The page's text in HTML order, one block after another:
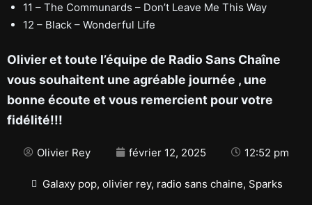
11 – The Communards – Don’t Leave Me This Way
12 – Black – Wonderful Life
Olivier et toute l’équipe de Radio Sans Chaîne
vous souhaitent une agréable journée , une
bonne écoute et vous remercient pour votre
fidélité!!!
Olivier Rey février 12, 2025 12:52 pm
Galaxy pop, olivier rey, radio sans chaine, Sparks